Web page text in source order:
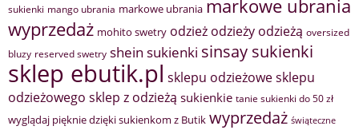
sukienki mango ubrania markowe ubrania markowe ubrania
wyprzedaż mohito swetry odzież odzieży odzieżą oversized
bluzy reserved swetry shein sukienki sinsay sukienki
sklep ebutik.pl sklepu odzieżowesklepu
odzieżowego sklep z odzieżą sukienkie tanie sukienki do 50 zł
wyglądaj pięknie dzięki sukienkom z Butik wyprzedaż świąteczne